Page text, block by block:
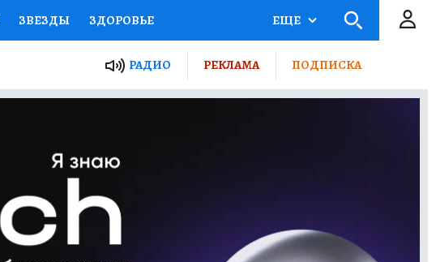
ЗВЕЗДЫ ЗДОРОВЬЕ
ПРОЕКТЫ РОССИИ
СЕКРЕТЫ ПУТЕВОДИТЕЛЬ
ГИД ПОТРЕБИТЕЛЯ
ЕЩЕ
РАДИО РЕКЛАМА ПОДПИСКА